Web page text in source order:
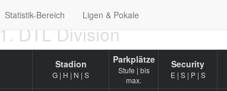
Statistik-Bereich Ligen & Pokale
DTL Division
Stadion
G | H | N | S
Parkplätze
Stufe | bis
max.
Security
E | S | P | S